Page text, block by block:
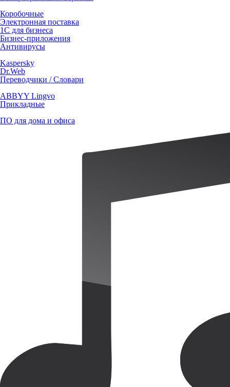
Коробочные
Электронная поставка
1С для бизнеса
Бизнес-приложения
Антивирусы
Kaspersky
Dr.Web
Переводчики / Словари
ABBYY Lingvo
Прикладные
ПО для дома и офиса